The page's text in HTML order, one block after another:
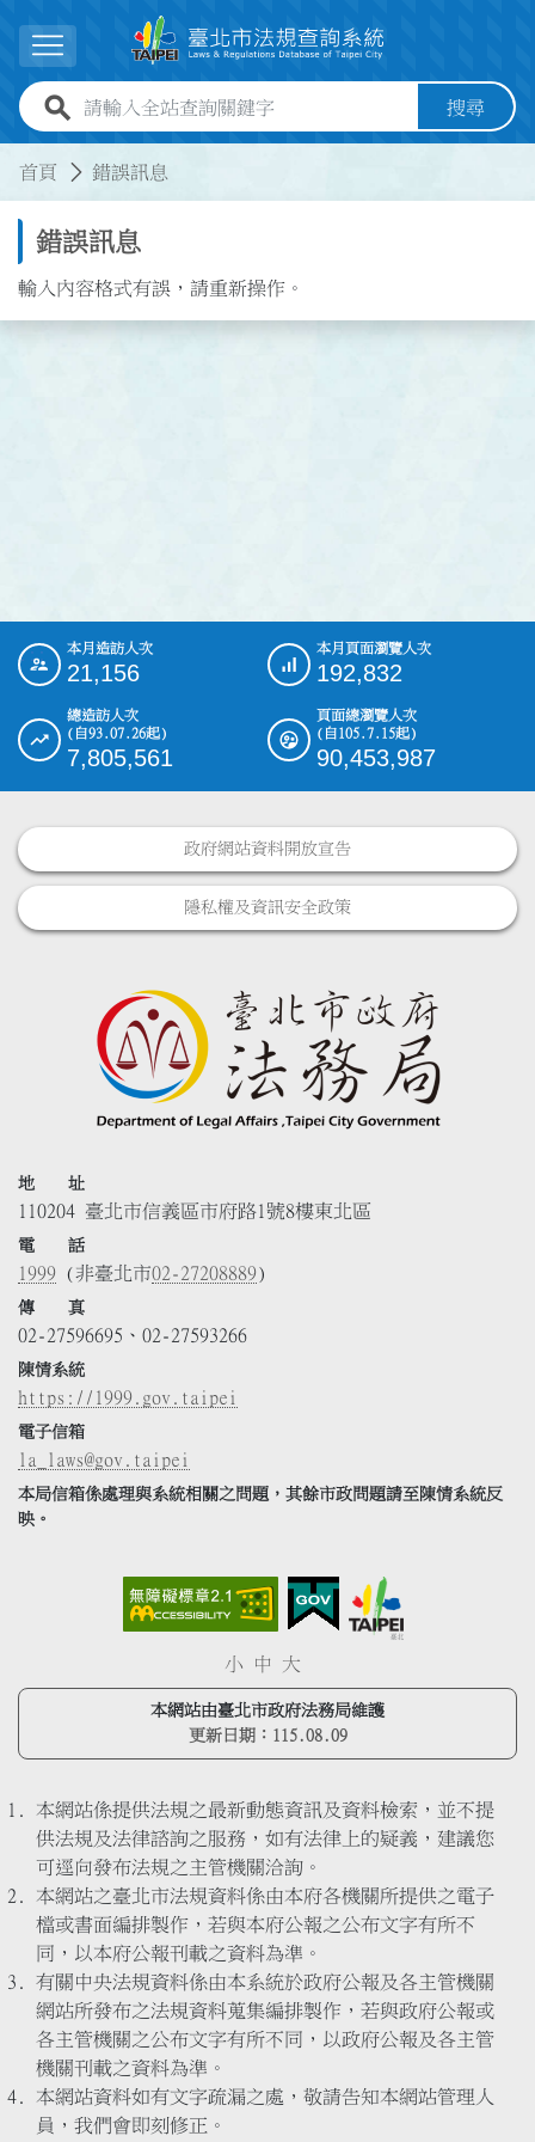
展開選單
全站查詢關鍵字欄位 搜尋
首頁 錯誤訊息
錯誤訊息
輸入內容格式有誤，請重新操作。
::: 本月造訪人次
21,156
本月頁面瀏覽人次
192,832
總造訪人次
(自93.07.26起)
7,805,561
頁面總瀏覽人次
(自105.7.15起)
90,453,987
政府網站資料開放宣告
隱私權及資訊安全政策
地 址
110204 臺北市信義區市府路1號8樓東北區
電 話
1999 (非臺北市02-27208889)
傳 真
02-27596695、02-27593266
陳情系統
https://1999.gov.taipei
電子信箱
la_laws@gov.taipei
本局信箱係處理與系統相關之問題，其餘市政問題請至陳情系統反
映。
小 中 大
本網站由臺北市政府法務局維護
更新日期： 115.08.09
本網站係提供法規之最新動態資訊及資料檢索，並不提
供法規及法律諮詢之服務，如有法律上的疑義，建議您
可逕向發布法規之主管機關洽詢。
本網站之臺北市法規資料係由本府各機關所提供之電子
檔或書面編排製作，若與本府公報之公布文字有所不
同，以本府公報刊載之資料為準。
有關中央法規資料係由本系統於政府公報及各主管機關
網站所發布之法規資料蒐集編排製作，若與政府公報或
各主管機關之公布文字有所不同，以政府公報及各主管
機關刊載之資料為準。
本網站資料如有文字疏漏之處，敬請告知本網站管理人
員，我們會即刻修正。